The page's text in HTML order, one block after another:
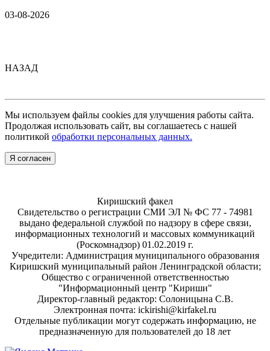
03-08-2026
НАЗАД
Мы используем файлы cookies для улучшения работы сайта.
Продолжая использовать сайт, вы соглашаетесь с нашей
политикой обработки персональных данных.
Я согласен
Киришский факел
Свидетельство о регистрации СМИ ЭЛ № ФС 77 - 74981
выдано федеральной службой по надзору в сфере связи,
информационных технологий и массовых коммуникаций
(Роскомнадзор) 01.02.2019 г.
Учредители: Администрация муниципального образования
Киришский муниципальный район Ленинградской области;
Общество с ограниченной ответственностью
"Информационный центр "Кириши"
Директор-главный редактор: Солоницына С.В.
Электронная почта: ickirishi@kirfakel.ru
Отдельные публикации могут содержать информацию, не
предназначенную для пользователей до 18 лет